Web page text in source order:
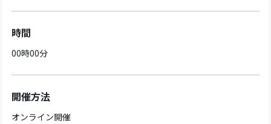
時間
00時00分
開催方法
オンライン開催